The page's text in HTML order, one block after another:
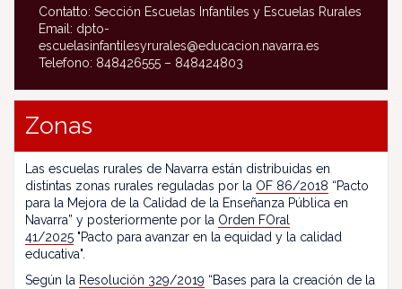
Contatto: Sección Escuelas Infantiles y Escuelas Rurales
Email: dpto-
escuelasinfantilesyrurales@educacion.navarra.es
Telefono: 848426555 – 848424803
Zonas
Las escuelas rurales de Navarra están distribuidas en
distintas zonas rurales reguladas por la OF 86/2018 “Pacto
para la Mejora de la Calidad de la Enseñanza Pública en
Navarra” y posteriormente por la Orden FOral
41/2025 "Pacto para avanzar en la equidad y la calidad
educativa".
Según la Resolución 329/2019 “Bases para la creación de la